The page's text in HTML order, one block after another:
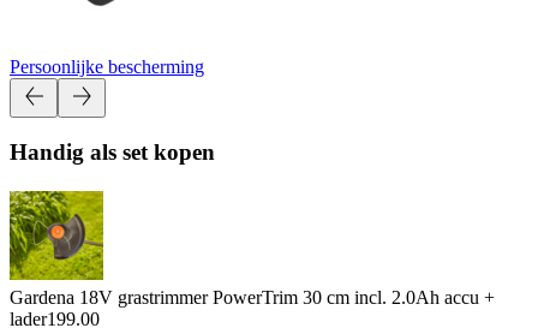
Persoonlijke bescherming
Handig als set kopen
Gardena 18V grastrimmer PowerTrim 30 cm incl. 2.0Ah accu +
lader199.00